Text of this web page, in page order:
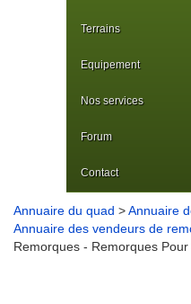
Terrains
Equipement
Nos services
Forum
Contact
Annuaire du quad >Annuaire
Annuaire des vendeurs de
Remorques - Remorques Pour